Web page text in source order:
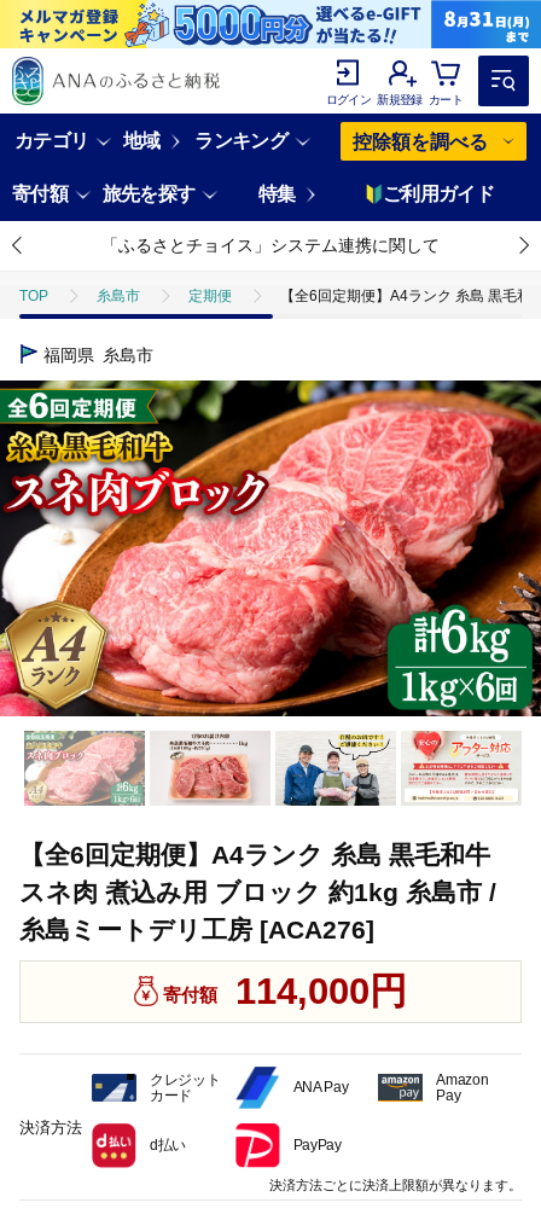
ログイン 新規登録 カート
カテゴリ 地域 ランキング 控除額を調べる
寄付額 旅先を探す 特集 ご利用ガイド
「ふるさとチョイス」システム連携に関して
TOP 糸島市 定期便 【全6回定期便】A4ランク 糸島 黒毛
福岡県 糸島市
【全6回定期便】A4ランク 糸島 黒毛和牛
スネ肉 煮込み用 ブロック 約1kg 糸島市 /
糸島ミートデリ工房 [ACA276]
寄付額 114,000円
決済方法
クレジット
カード
ANA Pay
Amazon
Pay
d払い PayPay
決済方法ごとに決済上限額が異なります。